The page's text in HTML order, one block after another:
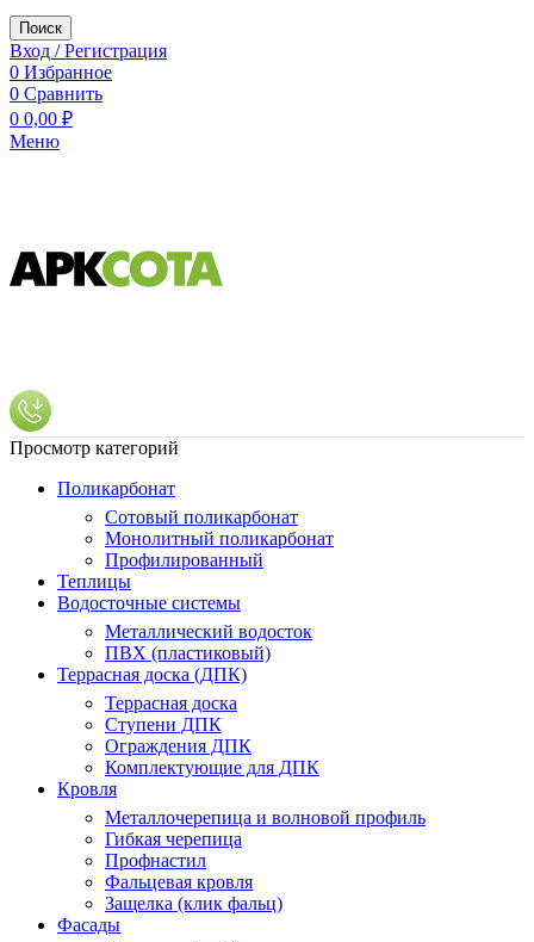
Поиск
Вход / Регистрация
0 Избранное
0 Сравнить
0 0,00 ₽
Меню
Просмотр категорий
Поликарбонат
Сотовый поликарбонат
Монолитный поликарбонат
Профилированный
Теплицы
Водосточные системы
Металлический водосток
ПВХ (пластиковый)
Террасная доска (ДПК)
Террасная доска
Ступени ДПК
Ограждения ДПК
Комплектующие для ДПК
Кровля
Металлочерепица и волновой профиль
Гибкая черепица
Профнастил
Фальцевая кровля
Защелка (клик фальц)
Фасады